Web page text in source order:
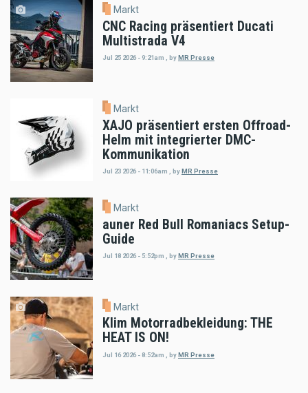
Markt
CNC Racing präsentiert Ducati
Multistrada V4
Jul 25 2026 - 9:21am , byMR Presse
Markt
XAJO präsentiert ersten Offroad-
Helm mit integrierter DMC-
Kommunikation
Jul 23 2026 - 11:06am byMR Presse
Markt
auner Red Bull Romaniacs Setup-
Guide
Jul 18 2026 - 5:52pm byMR Presse
Markt
Klim Motorradbekleidung: THE
HEAT IS ON!
Jul 16 2026 - 8:52am byMR Presse